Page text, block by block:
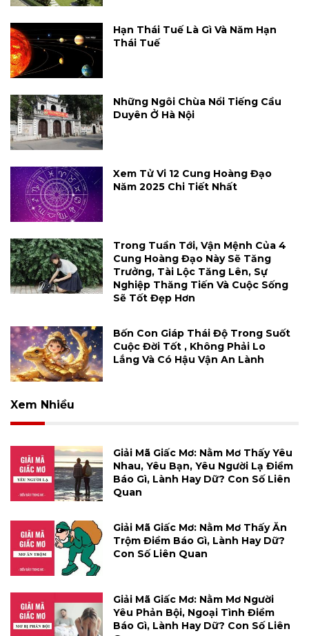
Hạn Thái Tuế Là Gì Và Năm Hạn
Thái Tuế
Những Ngôi Chùa Nổi Tiếng Cầu
Duyên Ở Hà Nội
Xem Tử Vi 12 Cung Hoàng Đạo
Năm 2025 Chi Tiết Nhất
Trong Tuần Tới, Vận Mệnh Của 4
Cung Hoàng Đạo Này Sẽ Tăng
Trưởng, Tài Lộc Tăng Lên, Sự
Nghiệp Thăng Tiến Và Cuộc Sống
Sẽ Tốt Đẹp Hơn
Bốn Con Giáp Thái Độ Trong Suốt
Cuộc Đời Tốt , Không Phải Lo
Lắng Và Có Hậu Vận An Lành
Xem Nhiều
Giải Mã Giấc Mơ: Nằm Mơ Thấy Yêu
Nhau, Yêu Bạn, Yêu Người Lạ Điềm
Báo Gì, Lành Hay Dữ? Con Số Liên
Quan
Giải Mã Giấc Mơ: Nằm Mơ Thấy Ăn
Trộm Điềm Báo Gì, Lành Hay Dữ?
Con Số Liên Quan
Giải Mã Giấc Mơ: Nằm Mơ Người
Yêu Phản Bội, Ngoại Tình Điềm
Báo Gì, Lành Hay Dữ? Con Số Liên